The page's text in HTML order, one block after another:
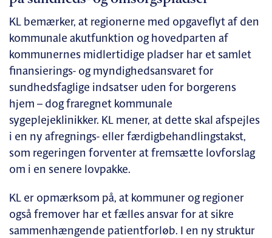
KL bemærker, at regionerne med opgaveflyt af den
kommunale akutfunktion og hovedparten af
kommunernes midlertidige pladser har et samlet
finansierings- og myndighedsansvaret for
sundhedsfaglige indsatser uden for borgerens
hjem – dog fraregnet kommunale
sygeplejeklinikker. KL mener, at dette skal afspejles
i en ny afregnings- eller færdigbehandlingstakst,
som regeringen forventer at fremsætte lovforslag
om i en senere lovpakke.
KL er opmærksom på, at kommuner og regioner
også fremover har et fælles ansvar for at sikre
sammenhængende patientforløb. I en ny struktur